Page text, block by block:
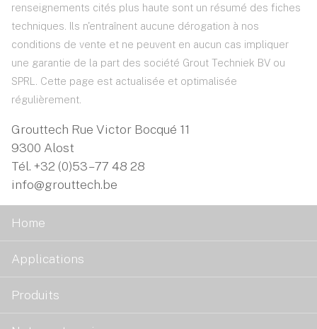
renseignements cités plus haute sont un résumé des fiches
techniques. Ils n'entraînent aucune dérogation à nos
conditions de vente et ne peuvent en aucun cas impliquer
une garantie de la part des société Grout Techniek BV ou
SPRL. Cette page est actualisée et optimalisée
régulièrement.
Grouttech Rue Victor Bocqué 11
9300 Alost
Tél. +32 (0)53 – 77 48 28
info@grouttech.be
Home
Applications
Produits